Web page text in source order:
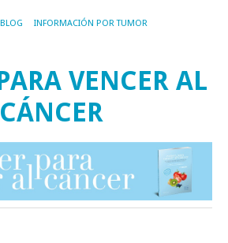
INFORMACIÓN POR TUMOR
VENCER AL
CÁNCER